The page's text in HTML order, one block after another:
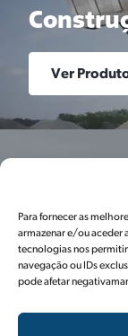
Para fornecer as
armazenar e/ou aceder
tecnologias nos
navegação ou IDs
pode afetar
Ver
Ver